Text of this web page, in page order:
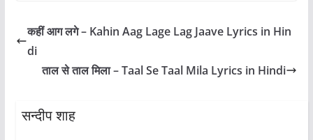
कहीं आग लगे – Kahin Aag Lage Lag Jaave Lyrics in Hin
di
ताल से ताल मिला – Taal Se Taal Mila Lyrics in Hindi
सन्दीप शाह